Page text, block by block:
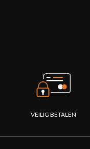
VEILIG BETALEN